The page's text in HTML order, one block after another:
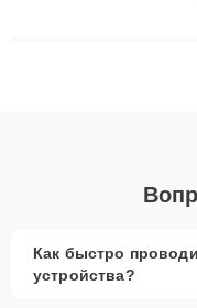
Как быстро
устройства?